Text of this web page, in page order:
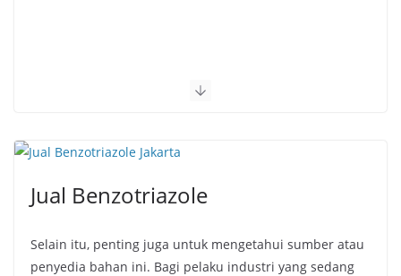
Jual Benzotriazole
Selain itu, penting juga untuk mengetahui sumber atau
penyedia bahan ini. Bagi pelaku industri yang sedang